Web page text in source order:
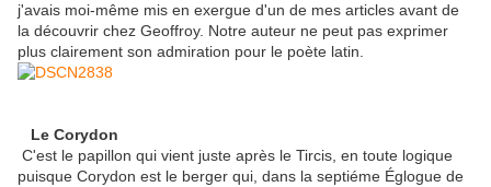
j'avais moi-même mis en exergue d'un de mes articles avant de
la découvrir chez Geoffroy. Notre auteur ne peut pas exprimer
plus clairement son admiration pour le poète latin.
Le Corydon
C'est le papillon qui vient juste après le Tircis, en toute logique
puisque Corydon est le berger qui, dans la septiéme Églogue de